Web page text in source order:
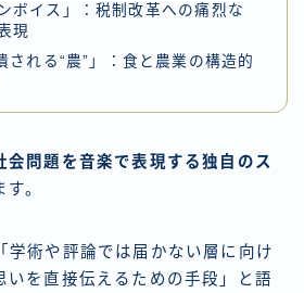
ボイス」：税制改革への痛烈な
現
される“農”」：食と農業の構造的
会問題を音楽で表現する独自のス
。
学術や評論では届かない層に向け
いを直接伝えるための手段」と語